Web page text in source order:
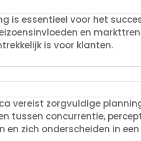
is essentieel voor het
en
is voor klanten.
vereist zorgvuldige
tussen concurrentie,
en zich onderscheiden in